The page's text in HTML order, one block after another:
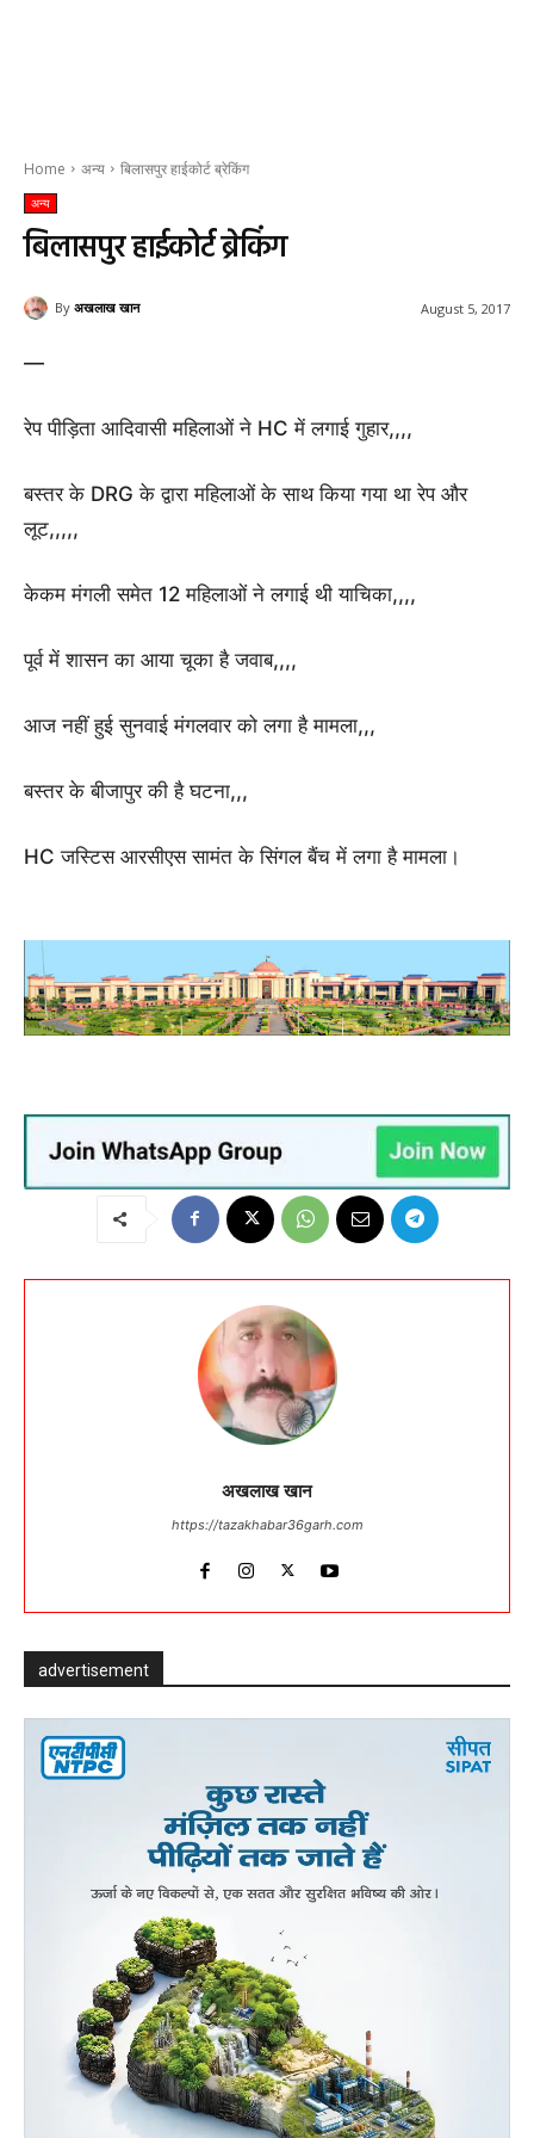
Home अन्य बिलासपुर हाईकोर्ट ब्रेकिंग
अन्य
बिलासपुर हाईकोर्ट ब्रेकिंग
By अखलाख खान August 5, 2017
—
रेप पीड़िता आदिवासी महिलाओं ने HC में लगाई गुहार,,,,
बस्तर के DRG के द्वारा महिलाओं के साथ किया गया था रेप और
लूट,,,,,
केकम मंगली समेत 12 महिलाओं ने लगाई थी याचिका,,,,
पूर्व में शासन का आया चूका है जवाब,,,,
आज नहीं हुई सुनवाई मंगलवार को लगा है मामला,,,
बस्तर के बीजापुर की है घटना,,,
HC जस्टिस आरसीएस सामंत के सिंगल बैंच में लगा है मामला।
अखलाख खान
https://tazakhabar36garh.com
advertisement